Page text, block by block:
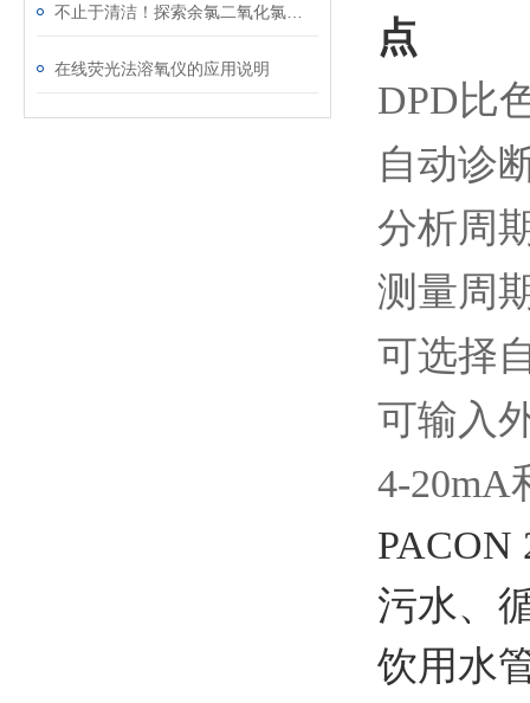
在线荧光法溶氧仪的应用说明
点
DPD比
自动诊
分析周
测量周
可选择
可输入
4-20mA
PACON
污水、
饮用水